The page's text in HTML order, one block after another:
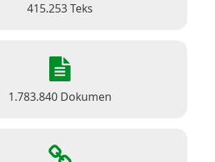
415.253 Teks
1.783.840 Dokumen